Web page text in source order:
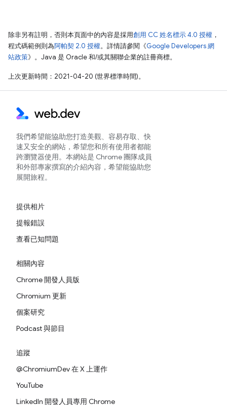
除非另有註明，否則本頁面中的內容是採用創用 CC 姓名標示 4.0 授權 ，
程式碼範例則為阿帕契 2.0 授權。詳情請參閱《Google Developers 網
站政策》。Java 是 Oracle 和/或其關聯企業的註冊商標。
上次更新時間：2021-04-20 (世界標準時間)。
我們希望能協助您打造美觀、容易存取、快
速又安全的網站，希望您和所有使用者都能
跨瀏覽器使用。本網站是 Chrome 團隊成員
和外部專家撰寫的介紹內容，希望能協助您
展開旅程。
提供相片
提報錯誤
查看已知問題
相關內容
Chrome 開發人員版
Chromium 更新
個案研究
Podcast 與節目
追蹤
@ChromiumDev 在 X 上運作
YouTube
LinkedIn 開發人員專用 Chrome